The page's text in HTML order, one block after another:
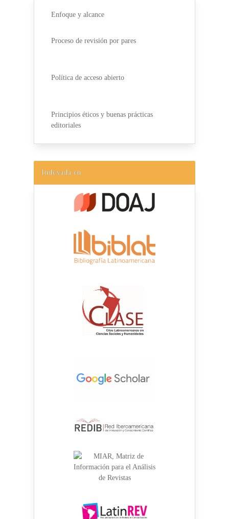
Enfoque y alcance
Proceso de revisión por pares
Política de acceso abierto
Principios éticos y buenas prácticas
editoriales
Indexada en